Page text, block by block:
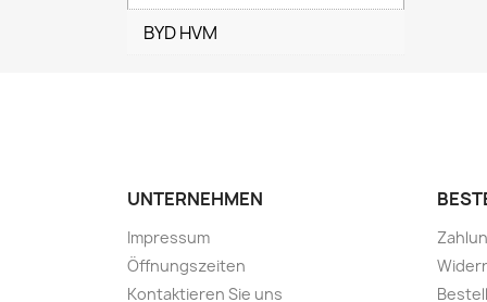
BYD HVM
UNTERNEHMEN
Impressum
Öffnungszeiten
Kontaktieren Sie uns